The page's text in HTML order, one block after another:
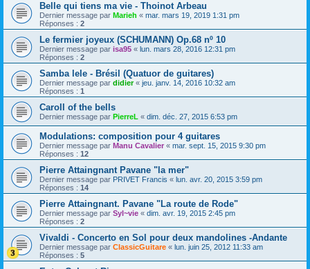
Belle qui tiens ma vie - Thoinot Arbeau
Dernier message par Marieh « mar. mars 19, 2019 1:31 pm
Réponses : 2
Le fermier joyeux (SCHUMANN) Op.68 nº 10
Dernier message par isa95 « lun. mars 28, 2016 12:31 pm
Réponses : 2
Samba lele - Brésil (Quatuor de guitares)
Dernier message par didier« jeu. janv. 14, 2016 10:32 am
Réponses : 1
Caroll of the bells
Dernier message par PierreL « dim. déc. 27, 2015 6:53 pm
Modulations: composition pour 4 guitares
Dernier message par Manu Cavalier « mar. sept. 15, 2015 9:30 pm
Réponses : 12
Pierre Attaingnant Pavane "la mer"
Dernier message par PRIVET Francis « lun. avr. 20, 2015 3:59 pm
Réponses : 14
Pierre Attaingnant. Pavane "La route de Rode"
Dernier message par Syl~vie « dim. avr. 19, 2015 2:45 pm
Réponses : 2
Vivaldi - Concerto en Sol pour deux mandolines -Andante
Dernier message par ClassicGuitare « lun. juin 25, 2012 11:33 am
Réponses : 5